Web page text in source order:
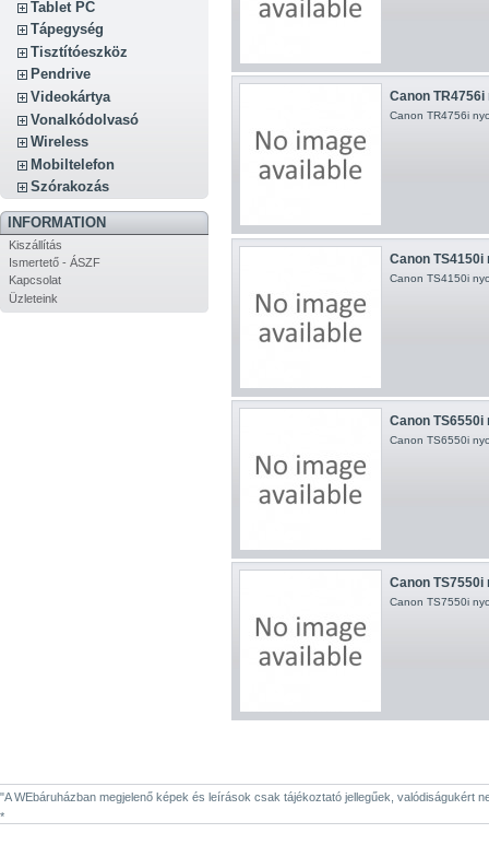
Tablet PC
Tápegység
Tisztítóeszköz
Pendrive
Videokártya
Vonalkódolvasó
Wireless
Mobiltelefon
Szórakozás
INFORMATION
Kiszállítás
Ismertető - ÁSZF
Kapcsolat
Üzleteink
Canon
Canon TR4756i
Canon
Canon TS4150i
Canon
Canon TS6550i
Canon
Canon TS7550i
"A WEbáruházban megjelenő képek és leírások csak tájékoztató jellegűek, valódiságukért
*